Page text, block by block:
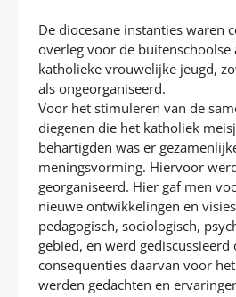
De diocesane instanties waren
overleg voor de
katholieke vrouwelijke jeugd,
als ongeorganiseerd.
Voor het stimuleren van de
diegenen die het katholiek
behartigden was er
meningsvorming. Hiervoor
georganiseerd. Hier gaf men
nieuwe ontwikkelingen en
pedagogisch, sociologisch,
gebied, en werd gediscussieerd
consequenties daarvan voor
werden gedachten en